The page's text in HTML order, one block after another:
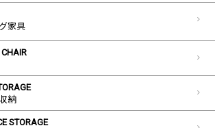
家具
納
STORAGE